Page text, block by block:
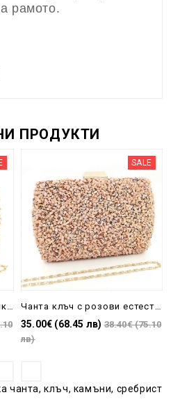
рамото.
ПРОДУКТИ
SALE
35.00€ (68.45 лв) 38.40€ (75.10
лв)
чанта,клъч, камъни, сребрист